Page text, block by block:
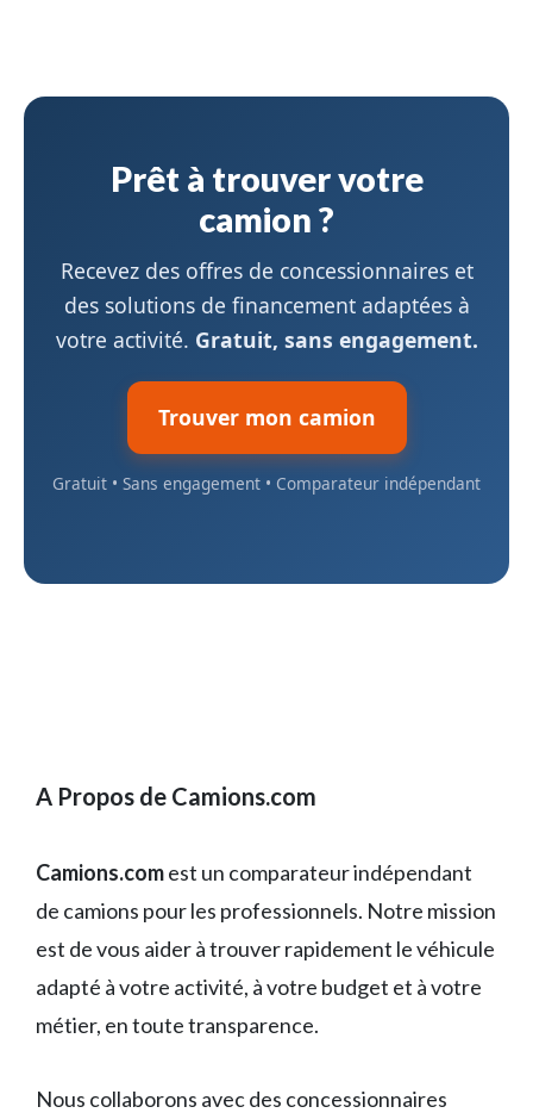
Prêt à trouver votre
camion ?
Recevez des offres de concessionnaires et
des solutions de financement adaptées à
votre activité. Gratuit, sans engagement.
Trouver mon camion
Gratuit • Sans engagement • Comparateur indépendant
A Propos de Camions.com
Camions.comest un comparateur indépendant
de camions pour les professionnels. Notre mission
est de vous aider à trouver rapidement le véhicule
adapté à votre activité, à votre budget et à votre
métier, en toute transparence.
Nous collaborons avec des concessionnaires